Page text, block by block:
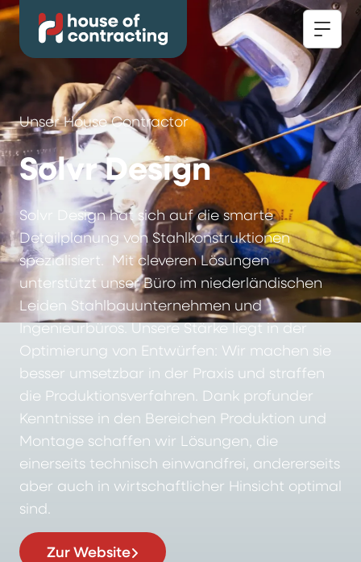
Unser House Contractor
Solvr Design
Solvr Design hat sich auf die smarte
Detailplanung von Stahlkonstruktionen
spezialisiert. Mit cleveren Lösungen
unterstützt unser Büro im niederländischen
Leiden Stahlbauunternehmen und
Ingenieurbüros. Unsere Stärke liegt in der
Optimierung von Entwürfen: Wir machen sie
besser umsetzbar in der Praxis und straffen
die Produktionsverfahren. Dank profunder
Kenntnisse in den Bereichen Produktion und
Montage schaffen wir Lösungen, die
einerseits technisch einwandfrei, andererseits
aber auch in wirtschaftlicher Hinsicht optimal
sind.
Zur Website